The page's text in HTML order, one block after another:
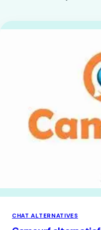
CHAT ALTERNATIVES